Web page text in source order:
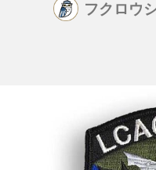
フクロウ